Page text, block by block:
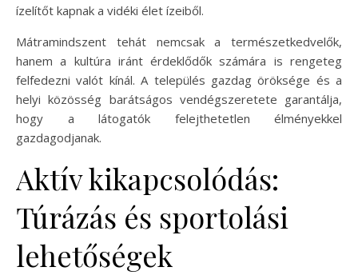
ízelítőt kapnak a vidéki élet ízeiből.
Mátramindszent tehát nemcsak a természetkedvelők,
hanem a kultúra iránt érdeklődők számára is rengeteg
felfedezni valót kínál. A település gazdag öröksége és a
helyi közösség barátságos vendégszeretete garantálja,
hogy a látogatók felejthetetlen élményekkel
gazdagodjanak.
Aktív kikapcsolódás:
Túrázás és sportolási
lehetőségek